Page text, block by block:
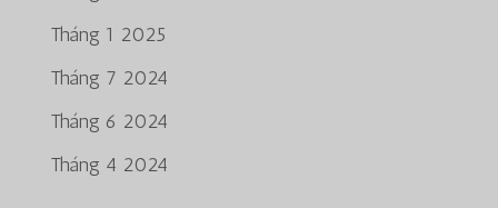
Tháng 1 2025
Tháng 7 2024
Tháng 6 2024
Tháng 4 2024